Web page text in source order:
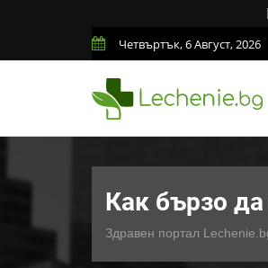
Четвъртък, 6 Август, 2026
Как бързо
Здравен портал